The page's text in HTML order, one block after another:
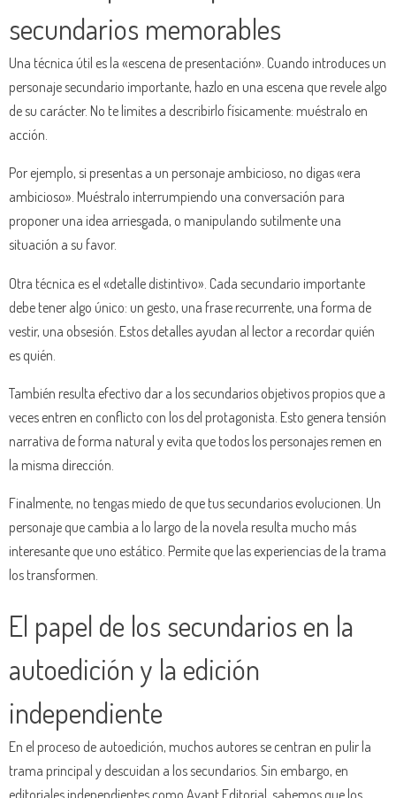
secundarios memorables
Una técnica útil es la «escena de presentación». Cuando introduces un
personaje secundario importante, hazlo en una escena que revele algo
de su carácter. No te limites a describirlo físicamente: muéstralo en
acción.
Por ejemplo, si presentas a un personaje ambicioso, no digas «era
ambicioso». Muéstralo interrumpiendo una conversación para
proponer una idea arriesgada, o manipulando sutilmente una
situación a su favor.
Otra técnica es el «detalle distintivo». Cada secundario importante
debe tener algo único: un gesto, una frase recurrente, una forma de
vestir, una obsesión. Estos detalles ayudan al lector a recordar quién
es quién.
También resulta efectivo dar a los secundarios objetivos propios que a
veces entren en conflicto con los del protagonista. Esto genera tensión
narrativa de forma natural y evita que todos los personajes remen en
la misma dirección.
Finalmente, no tengas miedo de que tus secundarios evolucionen. Un
personaje que cambia a lo largo de la novela resulta mucho más
interesante que uno estático. Permite que las experiencias de la trama
los transformen.
El papel de los secundarios en la
autoedición y la edición
independiente
En el proceso de autoedición, muchos autores se centran en pulir la
trama principal y descuidan a los secundarios. Sin embargo, en
editoriales independientes como Avant Editorial, sabemos que los